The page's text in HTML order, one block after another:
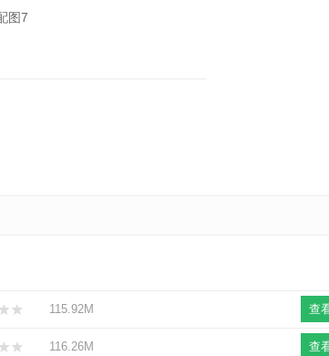
查
115.92M
查
116.26M